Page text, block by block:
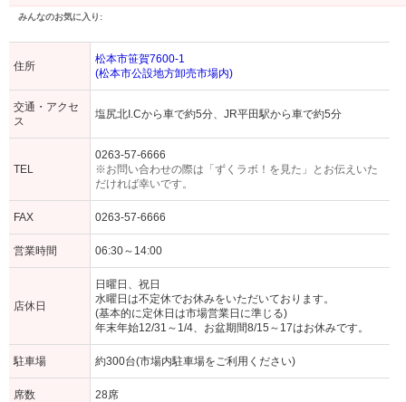
みんなのお気に入り:
住所
松本市笹賀7600-1
(松本市公設地方卸売市場内)
交通・アクセ
ス
塩尻北I.Cから車で約5分、JR平田駅から車で約5分
TEL
0263-57-6666
※お問い合わせの際は「ずくラボ！を見た」とお伝えいた
だければ幸いです。
FAX 0263-57-6666
営業時間 06:30～14:00
店休日
日曜日、祝日
水曜日は不定休でお休みをいただいております。
(基本的に定休日は市場営業日に準じる)
年末年始12/31～1/4、お盆期間8/15～17はお休みです。
駐車場 約300台(市場内駐車場をご利用ください)
席数 28席